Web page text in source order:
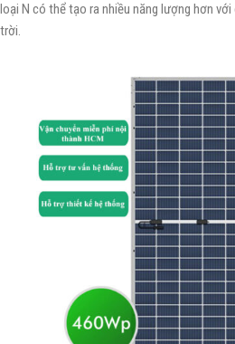
loại N có thể tạo ra nhiều năng lượng hơn
trời.